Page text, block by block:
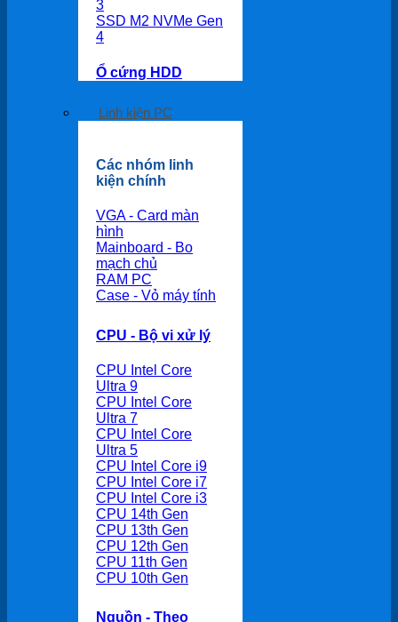
3
SSD M2 NVMe Gen
4
Ổ cứng HDD
Linh kiện PC
Các nhóm linh
kiện chính
VGA - Card màn
hình
Mainboard - Bo
mạch chủ
RAM PC
Case - Vỏ máy tính
CPU - Bộ vi xử lý
CPU Intel Core
Ultra 9
CPU Intel Core
Ultra 7
CPU Intel Core
Ultra 5
CPU Intel Core i9
CPU Intel Core i7
CPU Intel Core i3
CPU 14th Gen
CPU 13th Gen
CPU 12th Gen
CPU 11th Gen
CPU 10th Gen
Nguồn - Theo